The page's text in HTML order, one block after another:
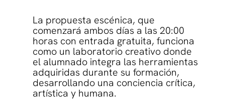
La propuesta escénica, que
comenzará ambos días a las 20:00
horas con entrada gratuita, funciona
como un laboratorio creativo donde
el alumnado integra las herramientas
adquiridas durante su formación,
desarrollando una conciencia crítica,
artística y humana.